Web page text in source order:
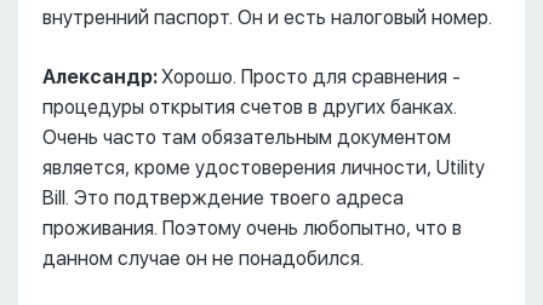
внутренний паспорт. Он и есть налоговый номер.
Александр:Хорошо. Просто для сравнения -
процедуры открытия счетов в других банках.
Очень часто там обязательным документом
является, кроме удостоверения личности, Utility
Bill. Это подтверждение твоего адреса
проживания. Поэтому очень любопытно, что в
данном случае он не понадобился.